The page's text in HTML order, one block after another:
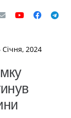
Січня, 2024